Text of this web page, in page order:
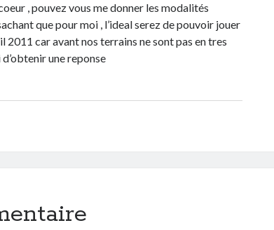
, pouvez vous me donner les modalités
que pour moi , l’ideal serez de pouvoir jouer
2011 car avant nos terrains ne sont pas en tres
une reponse